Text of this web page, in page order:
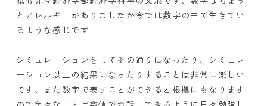
とアレルギーがありましたが今では数字の中で生きてい
るような感じです
シミュレーションをしてその通りになったり、シミュレ
ーション以上の結果になったりすることは非常に楽しい
です、また数字で表すことができると根拠にもなります